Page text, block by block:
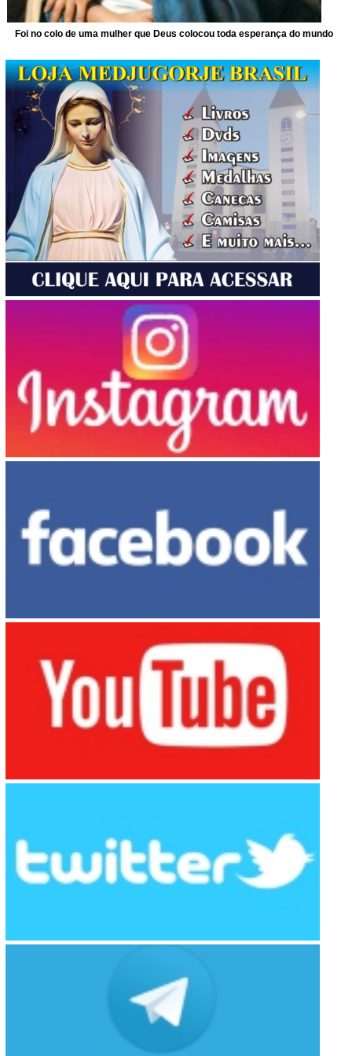
Foi no colo de uma mulher que Deus colocou toda esperança do mundo